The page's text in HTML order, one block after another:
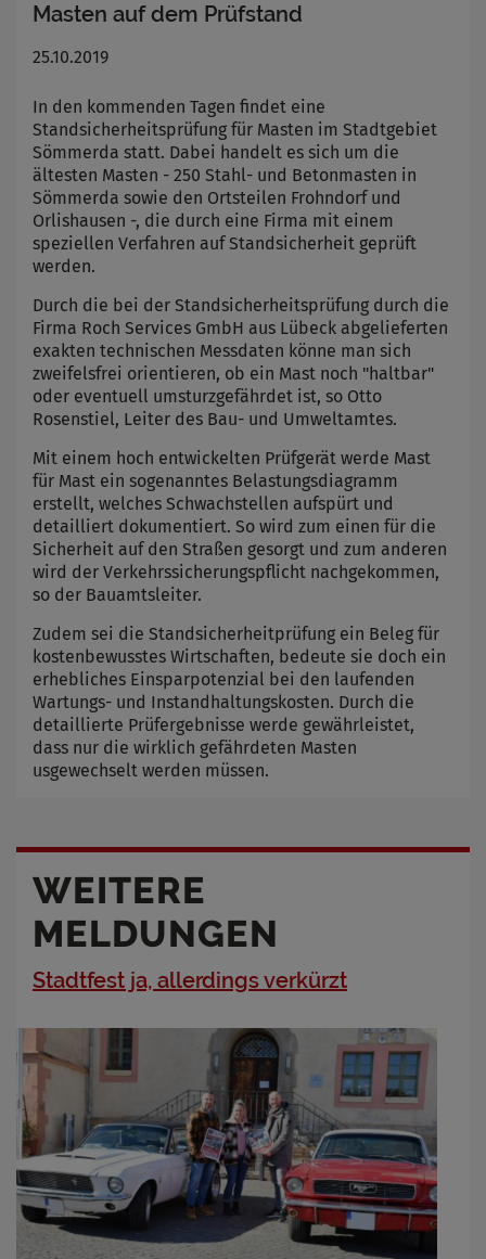
Masten auf dem Prüfstand
25.10.2019
In den kommenden Tagen findet eine
Standsicherheitsprüfung für Masten im Stadtgebiet
Sömmerda statt. Dabei handelt es sich um die
ältesten Masten - 250 Stahl- und Betonmasten in
Sömmerda sowie den Ortsteilen Frohndorf und
Orlishausen -, die durch eine Firma mit einem
speziellen Verfahren auf Standsicherheit geprüft
werden.
Durch die bei der Standsicherheitsprüfung durch die
Firma Roch Services GmbH aus Lübeck abgelieferten
exakten technischen Messdaten könne man sich
zweifelsfrei orientieren, ob ein Mast noch "haltbar"
oder eventuell umsturzgefährdet ist, so Otto
Rosenstiel, Leiter des Bau- und Umweltamtes.
Mit einem hoch entwickelten Prüfgerät werde Mast
für Mast ein sogenanntes Belastungsdiagramm
erstellt, welches Schwachstellen aufspürt und
detailliert dokumentiert. So wird zum einen für die
Sicherheit auf den Straßen gesorgt und zum anderen
wird der Verkehrssicherungspflicht nachgekommen,
so der Bauamtsleiter.
Zudem sei die Standsicherheitprüfung ein Beleg für
kostenbewusstes Wirtschaften, bedeute sie doch ein
erhebliches Einsparpotenzial bei den laufenden
Wartungs- und Instandhaltungskosten. Durch die
detaillierte Prüfergebnisse werde gewährleistet,
dass nur die wirklich gefährdeten Masten
usgewechselt werden müssen.
WEITERE
MELDUNGEN
Stadtfest ja, allerdings verkürzt